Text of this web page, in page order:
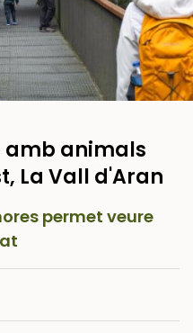
amb animals
La Vall d'Aran
permet veure